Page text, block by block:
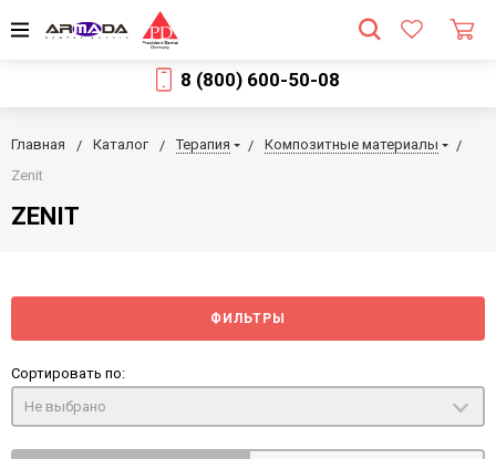
8 (800) 600-50-08
Главная Каталог Терапия
Композитные материалы
Zenit
ZENIT
ФИЛЬТРЫ
Сортировать по:
Не выбрано